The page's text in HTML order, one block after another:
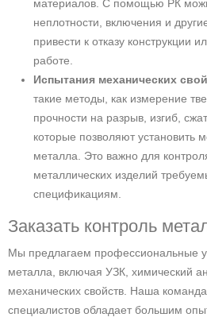
материалов. С помощью РК
неплотности, включения и
привести к отказу конструкции
работе.
Испытания механических
такие методы, как измерение
прочности на разрыв, изгиб,
которые позволяют установить
металла. Это важно для
металлических изделий
спецификациям.
Заказать контроль
Мы предлагаем профессиональные
металла, включая УЗК, химический
механических свойств. Наша
специалистов обладает большим